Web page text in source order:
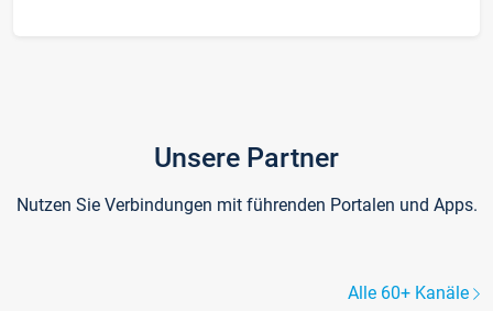
Unsere Partner
Nutzen Sie Verbindungen mit führenden Portalen und Apps.
Alle 60+ Kanäle